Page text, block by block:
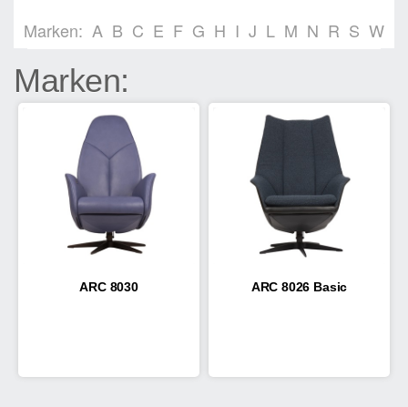
Marken: A B C E F G H I J L M N R S W
Marken:
ARC 8030 ARC 8026 Basic